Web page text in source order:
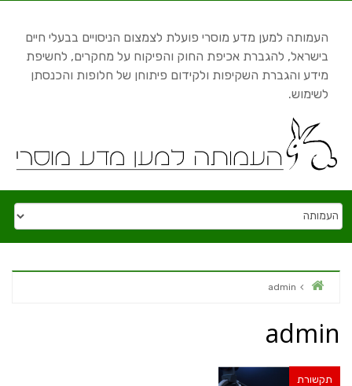
העמותה למען מדע מוסרי פועלת לצמצום הניסויים בבעלי חיים
בישראל, להגברת אכיפת החוק והפיקוח על מחקרים, לחשיפת
מידע והגברת השקיפות ולקידום פיתוחן של חלופות והכנסתן
לשימוש.
Home
admin
admin
תקשורת